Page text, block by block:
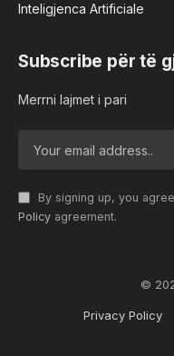
Inteligjenca Artificiale
Subscribe për të
Merrni lajmet i pari
By signing up, you
Policy agreement.
©
Privacy Policy